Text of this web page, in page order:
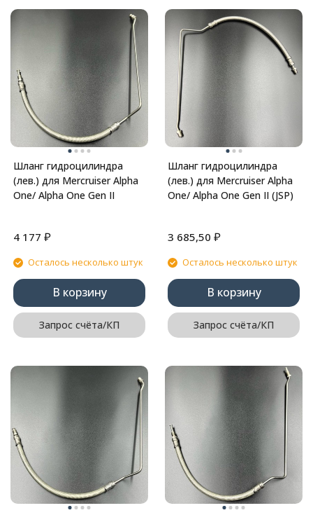
Шланг гидроцилиндра
(лев.) для Mercruiser Alpha
One/ Alpha One Gen II
4 177 ₽
Осталось несколько штук
В корзину
Запрос счёта/КП
Шланг гидроцилиндра
(лев.) для Mercruiser Alpha
One/ Alpha One Gen II (JSP)
3 685,50 ₽
Осталось несколько штук
В корзину
Запрос счёта/КП